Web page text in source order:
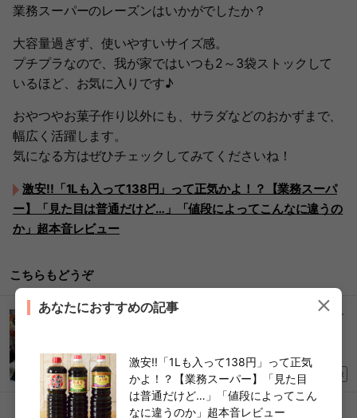
業務スーパーのレーズンはいかがでしたか？
大容量過ぎず、使いやすいサイズ感。
プチプラなので、我が家ではいつも2～3袋ストックして
いるほど、お気に入りです♪
おやつやお菓子作り以外にも、サラダなどのおかずまで、
幅広く活躍します。
気になる方はぜひチェックしてみてくださいね！
激安!!「1Lも入って138円」って正気かよ！？【業務スーパ
ー】「見た目は普通だけど…」「値段によってこんなに違うの
か」超本音レビュー
こちらもどうぞ
コストコマニアが実践！【大人気ミニサイズのチ
2026/05/19 PR
あなたにおすすめの記事
激安!!「1Lも入って138円」って正気
かよ！？【業務スーパー】「見た目
は普通だけど…」「値段によってこん
なに違うのか」超本音レビュー